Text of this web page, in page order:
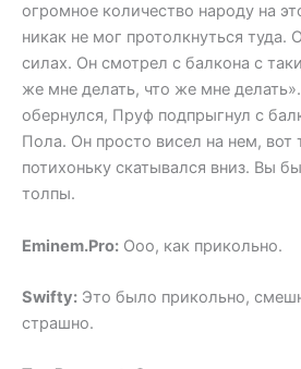
огромное количество народу на
никак не мог протолкнуться туда.
силах. Он смотрел с балкона с
же мне делать, что же мне
обернулся, Пруф подпрыгнул с
Пола. Он просто висел на нем, вот
потихоньку скатывался вниз. Вы
толпы.
Eminem.Pro: Ооо, как прикольно.
Swifty: Это было прикольно,
страшно.